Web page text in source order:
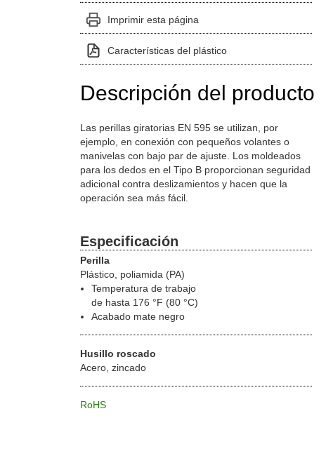
Imprimir esta página
Características del plástico
Descripción del producto
Las perillas giratorias EN 595 se utilizan, por
ejemplo, en conexión con pequeños volantes o
manivelas con bajo par de ajuste. Los moldeados
para los dedos en el Tipo B proporcionan seguridad
adicional contra deslizamientos y hacen que la
operación sea más fácil.
Especificación
Perilla
Plástico, poliamida (PA)
Temperatura de trabajo
de hasta 176 °F (80 °C)
Acabado mate negro
Husillo roscado
Acero, zincado
RoHS